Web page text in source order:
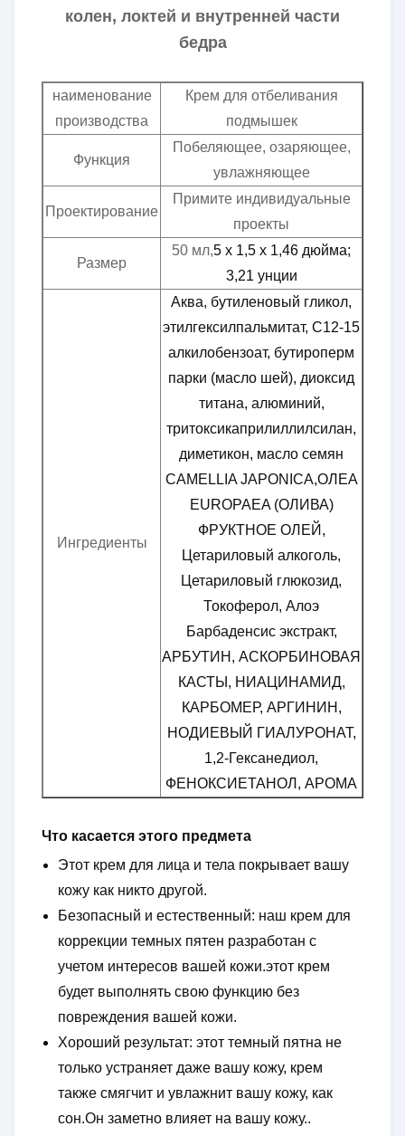
колен, локтей и внутренней части
бедра
наименование
производства
Крем для отбеливания
подмышек
Функция
Побеляющее, озаряющее,
увлажняющее
Проектирование
Примите индивидуальные
проекты
Размер
50 мл,5 х 1,5 х 1,46 дюйма;
3,21 унции
Ингредиенты
Аква, бутиленовый гликол,
этилгексилпальмитат, C12-15
алкилобензоат, бутироперм
парки (масло шей), диоксид
титана, алюминий,
тритоксикаприлиллилсилан,
диметикон, масло семян
CAMELLIA JAPONICA,ОЛЕА
EUROPAEA (ОЛИВА)
ФРУКТНОЕ ОЛЕЙ,
Цетариловый алкоголь,
Цетариловый глюкозид,
Токоферол, Алоэ
Барбаденсис экстракт,
АРБУТИН, АСКОРБИНОВАЯ
КАСТЫ, НИАЦИНАМИД,
КАРБОМЕР, АРГИНИН,
НОДИЕВЫЙ ГИАЛУРОНАТ,
1,2-Гексанедиол,
ФЕНОКСИЕТАНОЛ, АРОМА
Что касается этого предмета
Этот крем для лица и тела покрывает вашу
кожу как никто другой.
Безопасный и естественный: наш крем для
коррекции темных пятен разработан с
учетом интересов вашей кожи.этот крем
будет выполнять свою функцию без
повреждения вашей кожи.
Хороший результат: этот темный пятна не
только устраняет даже вашу кожу, крем
также смягчит и увлажнит вашу кожу, как
сон.Он заметно влияет на вашу кожу..